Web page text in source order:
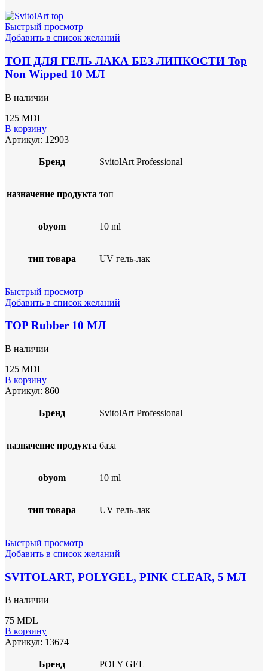
Быстрый просмотр
Добавить в список желаний
ТОП ДЛЯ ГЕЛЬ ЛАКА БЕЗ ЛИПКОСТИ Top
Non Wipped 10 МЛ
В наличии
125 MDL
В корзину
Артикул: 12903
Бренд SvitolArt Professional
назначение продукта топ
obyom 10 ml
тип товара UV гель-лак
Быстрый просмотр
Добавить в список желаний
TOP Rubber 10 МЛ
В наличии
125 MDL
В корзину
Артикул: 860
Бренд SvitolArt Professional
назначение продукта база
obyom 10 ml
тип товара UV гель-лак
Быстрый просмотр
Добавить в список желаний
SVITOLART, POLYGEL, PINK CLEAR, 5 МЛ
В наличии
75 MDL
В корзину
Артикул: 13674
Бренд POLY GEL